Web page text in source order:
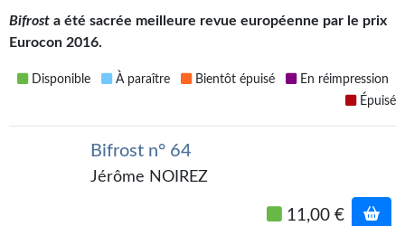
Wotan
Étoiles vives
Romans et recueils
Bifrost a été sacrée meilleure revue européenne par le prix
Eurocon 2016.
Disponible À paraître Bientôt épuisé
En réimpression
Épuisé
Bifrost n° 64
Jérôme NOIREZ
11,00 €